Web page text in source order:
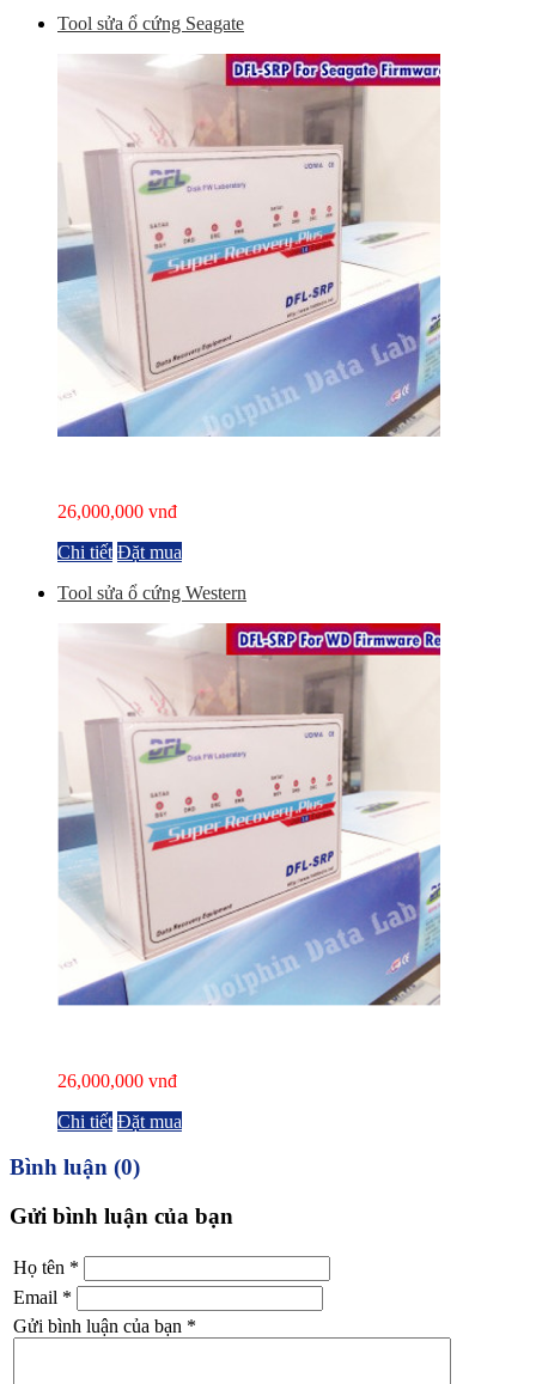
Tool sửa ổ cứng Seagate
26,000,000 vnđ
Chi tiết Đặt mua
Tool sửa ổ cứng Western
26,000,000 vnđ
Chi tiết Đặt mua
Bình luận (0)
Gửi bình luận của bạn
Họ tên *
Email *
Gửi bình luận của bạn *